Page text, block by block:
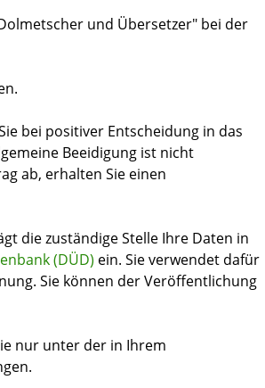
und Übersetzer" bei der
bei positiver Entscheidung in das
Beeidigung ist nicht
ab, erhalten Sie einen
die zuständige Stelle Ihre Daten in
(DÜD) ein. Sie verwendet dafür
Sie können der Veröffentlichung
nur unter der in Ihrem